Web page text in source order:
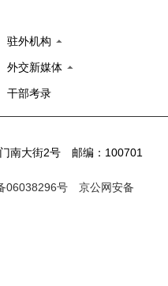
驻外机构
外交新媒体
干部考录
南大街2号 邮编：100701
06038296号
京公网安备